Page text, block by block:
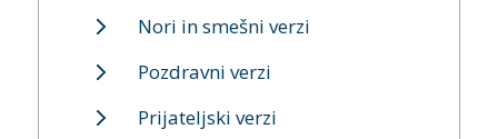
Nori in smešni verzi
Pozdravni verzi
Prijateljski verzi